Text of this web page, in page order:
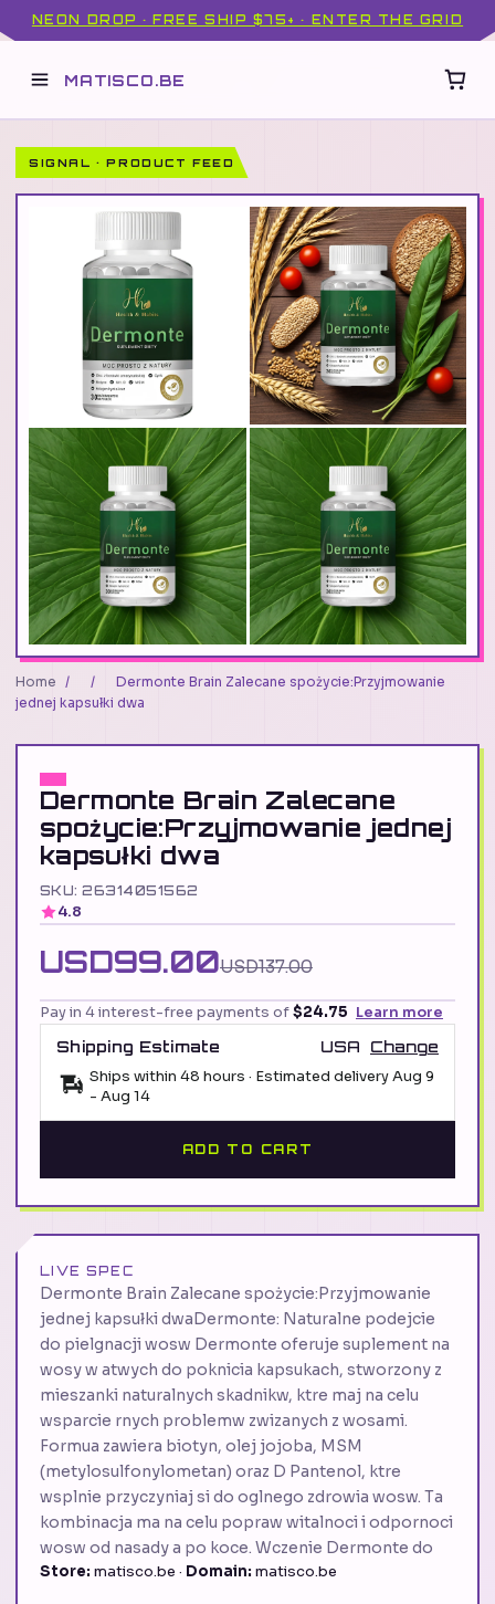
NEON DROP · FREE SHIP $75+ · ENTER THE GRID
MATISCO.BE
SIGNAL · PRODUCT FEED
Home / /
Dermonte Brain Zalecane spożycie:Przyjmowanie
jednej kapsułki dwa
Dermonte Brain Zalecane
spożycie:Przyjmowanie jednej
kapsułki dwa
SKU: 26314051562
4.8
USD99.00USD137.00
Pay in 4 interest-free payments of$24.75 Learn more
Shipping Estimate
USA
Change
Ships within 48 hours · Estimated deliveryAug 9
- Aug 14
ADD TO CART
LIVE SPEC
Dermonte Brain Zalecane spożycie:Przyjmowanie
jednej kapsułki dwaDermonte: Naturalne podejcie
do pielgnacji wosw Dermonte oferuje suplement na
wosy w atwych do poknicia kapsukach, stworzony z
mieszanki naturalnych skadnikw, ktre maj na celu
wsparcie rnych problemw zwizanych z wosami.
Formua zawiera biotyn, olej jojoba, MSM
(metylosulfonylometan) oraz D Pantenol, ktre
wsplnie przyczyniaj si do oglnego zdrowia wosw. Ta
kombinacja ma na celu popraw witalnoci i odpornoci
wosw od nasady a po koce. Wczenie Dermonte do
Store: matisco.be · Domain: matisco.be